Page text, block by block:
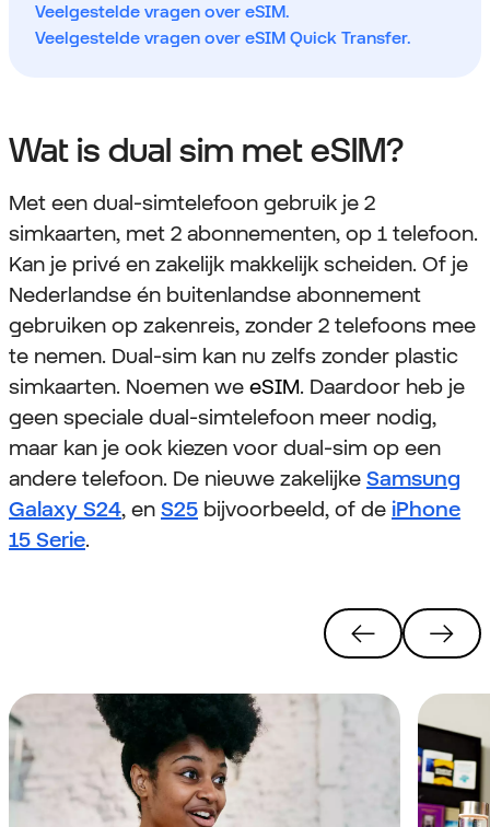
Veelgestelde vragen over eSIM.
Veelgestelde vragen over eSIM Quick Transfer.
Wat is dual sim met eSIM?
Met een dual-simtelefoon gebruik je 2
simkaarten, met 2 abonnementen, op 1 telefoon.
Kan je privé en zakelijk makkelijk scheiden. Of je
Nederlandse én buitenlandse abonnement
gebruiken op zakenreis, zonder 2 telefoons mee
te nemen. Dual-sim kan nu zelfs zonder plastic
simkaarten. Noemen we eSIM. Daardoor heb je
geen speciale dual-simtelefoon meer nodig,
maar kan je ook kiezen voor dual-sim op een
andere telefoon. De nieuwe zakelijke Samsung
Galaxy S24, en S25 bijvoorbeeld, of de iPhone
15 Serie.